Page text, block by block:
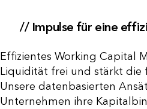
// Impulse für eine
Effizientes Working Capital
Liquidität frei und stärkt die
Unsere datenbasierten
Unternehmen ihre